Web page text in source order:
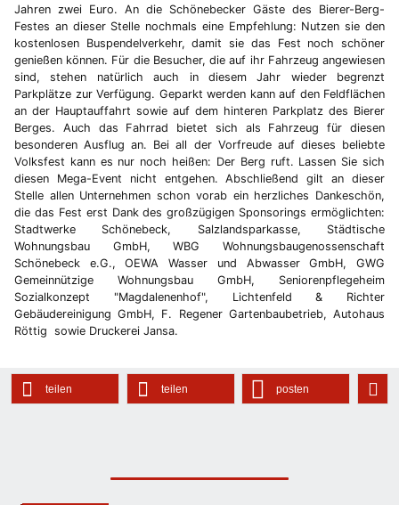
Jahren zwei Euro. An die Schönebecker Gäste des Bierer-Berg-
Festes an dieser Stelle nochmals eine Empfehlung: Nutzen sie den
kostenlosen Buspendelverkehr, damit sie das Fest noch schöner
genießen können. Für die Besucher, die auf ihr Fahrzeug angewiesen
sind, stehen natürlich auch in diesem Jahr wieder begrenzt
Parkplätze zur Verfügung. Geparkt werden kann auf den Feldflächen
an der Hauptauffahrt sowie auf dem hinteren Parkplatz des Bierer
Berges. Auch das Fahrrad bietet sich als Fahrzeug für diesen
besonderen Ausflug an. Bei all der Vorfreude auf dieses beliebte
Volksfest kann es nur noch heißen: Der Berg ruft. Lassen Sie sich
diesen Mega-Event nicht entgehen. Abschließend gilt an dieser
Stelle allen Unternehmen schon vorab ein herzliches Dankeschön,
die das Fest erst Dank des großzügigen Sponsorings ermöglichten:
Stadtwerke Schönebeck, Salzlandsparkasse, Städtische
Wohnungsbau GmbH, WBG Wohnungsbaugenossenschaft
Schönebeck e.G., OEWA Wasser und Abwasser GmbH, GWG
Gemeinnützige Wohnungsbau GmbH, Seniorenpflegeheim
Sozialkonzept "Magdalenenhof", Lichtenfeld & Richter
Gebäudereinigung GmbH, F. Regener Gartenbaubetrieb, Autohaus
Röttig sowie Druckerei Jansa.
teilen teilen posten